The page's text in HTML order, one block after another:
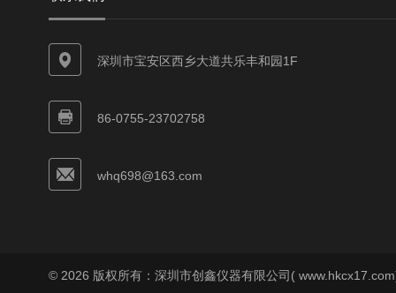
深圳市宝安区西乡大道共乐丰和园1F
86-0755-23702758
whq698@163.com
© 2026 版权所有：深圳市创鑫仪器有限公司(